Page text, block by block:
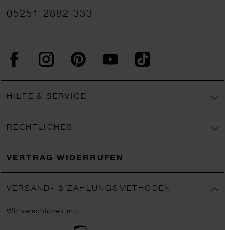
05251 2882 333
FacebookInstagram PinterestYouTubeTikTok
HILFE & SERVICE
RECHTLICHES
VERTRAG WIDERRUFEN
VERSAND- & ZAHLUNGSMETHODEN
Wir verschicken mit